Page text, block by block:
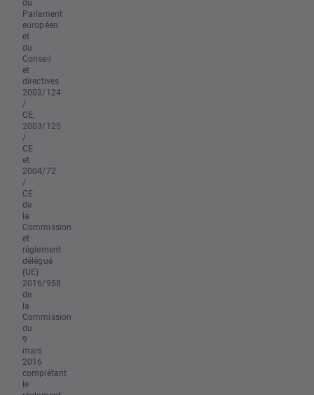
du
Parlement
européen
et
du
Conseil
et
directives
2003/124
/
CE,
2003/125
/
CE
et
2004/72
/
CE
de
la
Commission
et
règlement
délégué
(UE)
2016/958
de
la
Commission
du
9
mars
2016
complétant
le